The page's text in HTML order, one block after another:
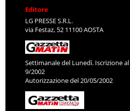
Editore
LG PRESSE S.R.L.
via Festaz, 52 11100 AOSTA
Settimanale del Lunedì. Iscrizione
9/2002
Autorizzazione del 20/05/2002